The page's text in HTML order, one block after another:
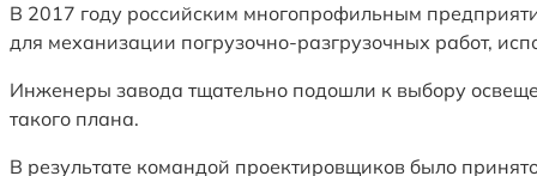
В 2017 году российским многопрофильным
для механизации погрузочно-разгрузочных работ,
Инженеры завода тщательно подошли к выбору
такого плана.
В результате командой проектировщиков было